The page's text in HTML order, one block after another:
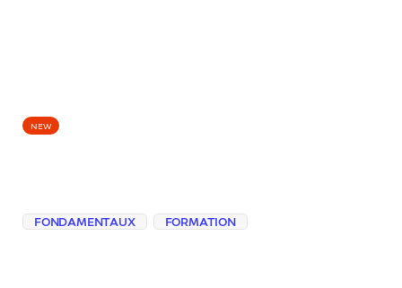
NEW
FONDAMENTAUX FORMATION